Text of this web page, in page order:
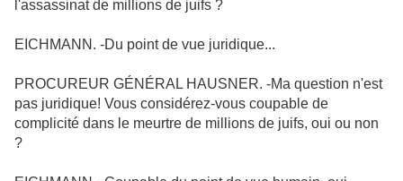
l'assassinat de millions de juifs ?
EICHMANN. -Du point de vue juridique...
PROCUREUR GÉNÉRAL HAUSNER. -Ma question n'est
pas juridique! Vous considérez-vous coupable de
complicité dans le meurtre de millions de juifs, oui ou non
?